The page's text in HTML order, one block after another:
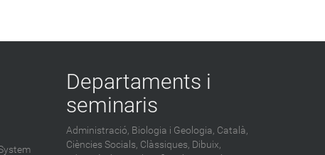
Departaments i
seminaris
Administració, Biologia i Geologia, Català,
Ciències Socials, Clàssiques, Dibuix,